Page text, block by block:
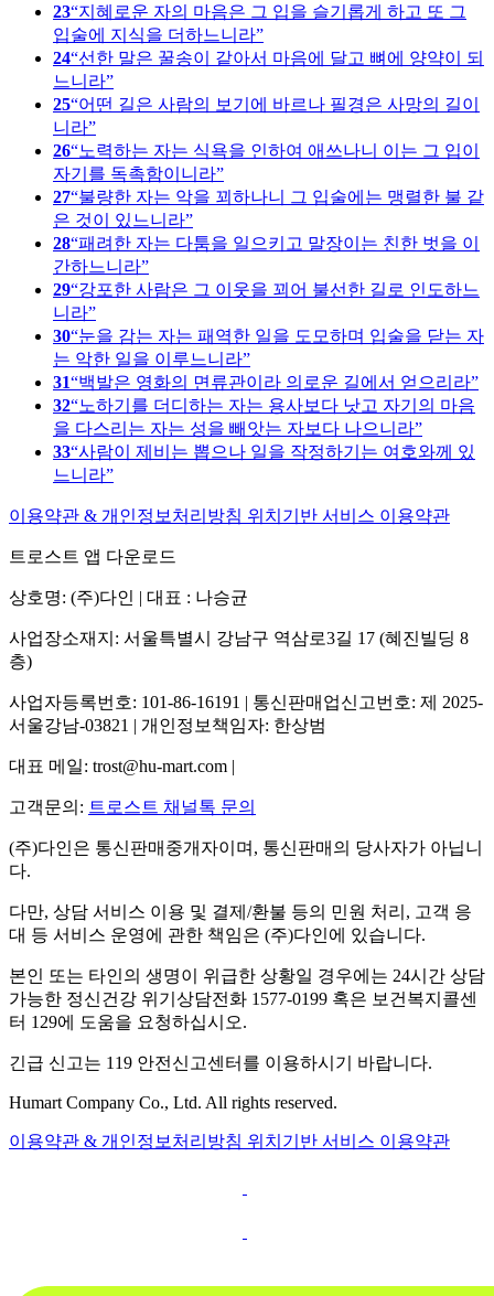
23 지혜로운 자의 마음은 그 입을 슬기롭게 하고 또 그
입술에 지식을 더하느니라
24 선한 말은 꿀송이 같아서 마음에 달고 뼈에 양약이 되
느니라
25 어떤 길은 사람의 보기에 바르나 필경은 사망의 길이
니라
26 노력하는 자는 식욕을 인하여 애쓰나니 이는 그 입이
자기를 독촉함이니라
27 불량한 자는 악을 꾀하나니 그 입술에는 맹렬한 불 같
은 것이 있느니라
28 패려한 자는 다툼을 일으키고 말장이는 친한 벗을 이
간하느니라
29 강포한 사람은 그 이웃을 꾀어 불선한 길로 인도하느
니라
30 눈을 감는 자는 패역한 일을 도모하며 입술을 닫는 자
는 악한 일을 이루느니라
31 백발은 영화의 면류관이라 의로운 길에서 얻으리라
32 노하기를 더디하는 자는 용사보다 낫고 자기의 마음
을 다스리는 자는 성을 빼앗는 자보다 나으니라
33 사람이 제비는 뽑으나 일을 작정하기는 여호와께 있
느니라
이용약관 & 개인정보처리방침 위치기반 서비스 이용약관
트로스트 앱 다운로드
상호명: (주)다인 | 대표 : 나승균
사업장소재지: 서울특별시 강남구 역삼로3길 17 (혜진빌딩 8
층)
사업자등록번호: 101-86-16191 | 통신판매업신고번호: 제 2025-
서울강남-03821 | 개인정보책임자: 한상범
대표 메일: trost@hu-mart.com |
고객문의: 트로스트 채널톡 문의
(주)다인은 통신판매중개자이며, 통신판매의 당사자가 아닙니
다.
다만, 상담 서비스 이용 및 결제/환불 등의 민원 처리, 고객 응
대 등 서비스 운영에 관한 책임은 (주)다인에 있습니다.
본인 또는 타인의 생명이 위급한 상황일 경우에는 24시간 상담
가능한 정신건강 위기상담전화 1577-0199 혹은 보건복지콜센
터 129에 도움을 요청하십시오.
긴급 신고는 119 안전신고센터를 이용하시기 바랍니다.
Humart Company Co., Ltd. All rights reserved.
이용약관 & 개인정보처리방침 위치기반 서비스 이용약관